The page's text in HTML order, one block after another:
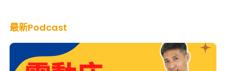
最新Podcast